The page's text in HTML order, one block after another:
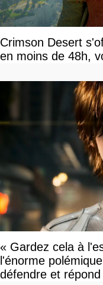
Crimson Desert
en moins de 48h,
« Gardez cela à
l'énorme
défendre et